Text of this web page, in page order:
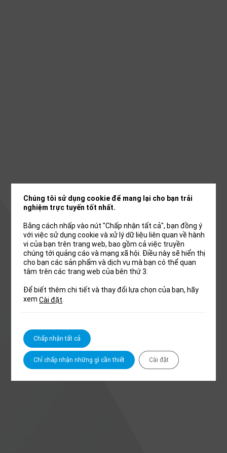
Chúng tôi sử dụng cookie để mang lại cho bạn trải
nghiệm trực tuyến tốt nhất.
Bằng cách nhấp vào nút "Chấp nhận tất cả", bạn đồng ý
với việc sử dụng cookie và xử lý dữ liệu liên quan về hành
vi của bạn trên trang web, bao gồm cả việc truyền
chúng tới quảng cáo và mạng xã hội. Điều này sẽ hiển thị
cho bạn các sản phẩm và dịch vụ mà bạn có thể quan
tâm trên các trang web của bên thứ 3.
Để biết thêm chi tiết và thay đổi lựa chọn của bạn, hãy
xemCài đặt.
Chấp nhận tất cả
Chỉ chấp nhận những gì cần thiết Cài đặt